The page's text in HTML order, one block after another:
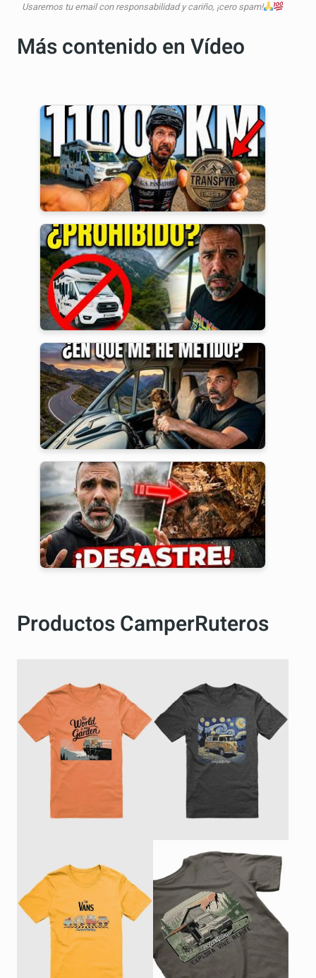
Usaremos tu email con responsabilidad y cariño, ¡cero spam!
Más contenido en Vídeo
Productos CamperRuteros